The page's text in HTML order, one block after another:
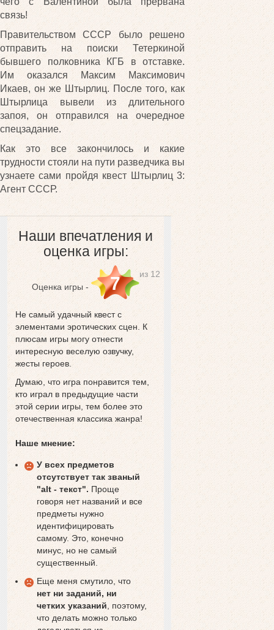
связь!
Правительством СССР было решено
отправить на поиски Тетеркиной
бывшего полковника КГБ в отставке.
Им оказался Максим Максимович
Икаев, он же Штырлиц. После того, как
Штырлица вывели из длительного
запоя, он отправился на очередное
спецзадание.
Как это все закончилось и какие
трудности стояли на пути разведчика вы
узнаете сами пройдя квест Штырлиц 3:
Агент СССР.
Наши впечатления и
оценка игры:
Оценка игры - 7 из 12
Не самый удачный квест с
элементами эротических сцен. К
плюсам игры могу отнести
интересную веселую озвучку,
жесты героев.
Думаю, что игра понравится тем,
кто играл в предыдущие части
этой серии игры, тем более это
отечественная классика жанра!
Наше мнение:
У всех предметов
отсутствует так званый
"alt - текст". Проще
говоря нет названий и все
предметы нужно
идентифицировать
самому. Это, конечно
минус, но не самый
существенный.
Еще меня смутило, что
нет ни заданий, ни
четких указаний , поэтому,
что делать можно только